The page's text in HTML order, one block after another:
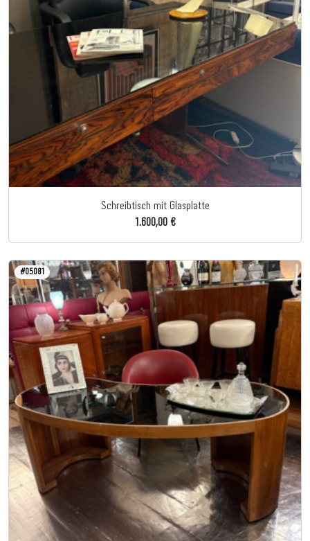
Schreibtisch mit Glasplatte
1.600,00 €
#05081